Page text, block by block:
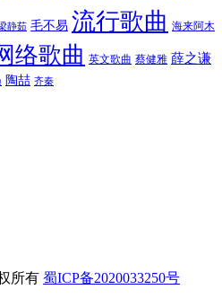
静茹 毛不易 流行歌曲 海来阿木
络歌曲 英文歌曲 蔡健雅 薛之谦
陶喆 齐秦
所有 蜀ICP备2020033250号